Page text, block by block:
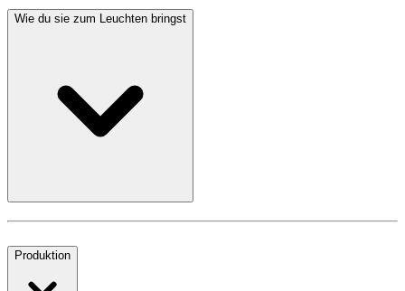
Wie du sie zum Leuchten bringst
Produktion